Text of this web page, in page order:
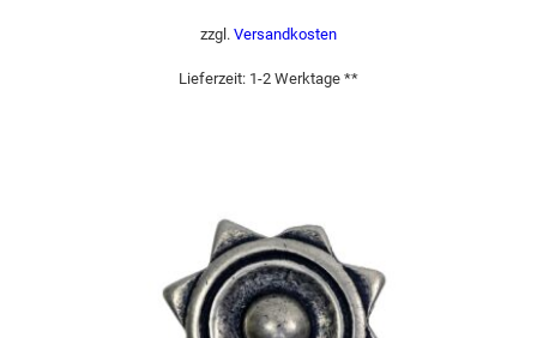
zzgl. Versandkosten
Lieferzeit: 1-2 Werktage **